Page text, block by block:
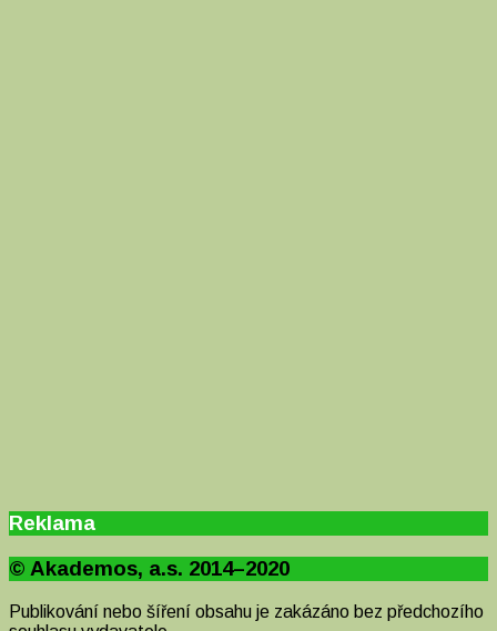
Reklama
© Akademos, a.s. 2014–2020
Publikování nebo šíření obsahu je zakázáno bez předchozího